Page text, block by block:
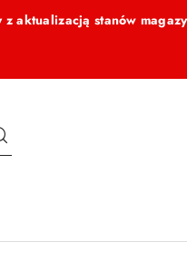
aktualizacją stanów